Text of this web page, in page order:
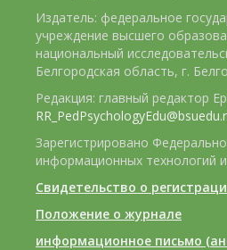
Издатель: федеральное
учреждение высшего
национальный
Белгородская область, г.
Редакция: главный редактор
Зарегистрировано
информационных технологий
Свидетельство о
Положение о журнале
информационное письмо